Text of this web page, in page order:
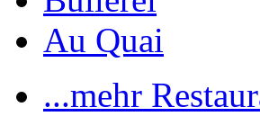
Au Quai
...mehr